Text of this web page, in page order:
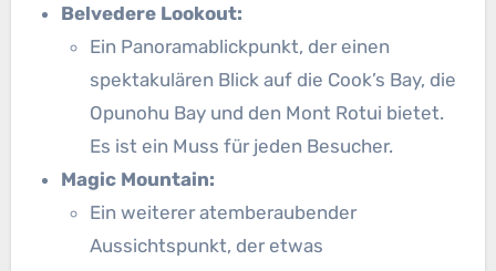
Belvedere Lookout:
Ein Panoramablickpunkt, der einen
spektakulären Blick auf die Cook’s Bay, die
Opunohu Bay und den Mont Rotui bietet.
Es ist ein Muss für jeden Besucher.
Magic Mountain:
Ein weiterer atemberaubender
Aussichtspunkt, der etwas